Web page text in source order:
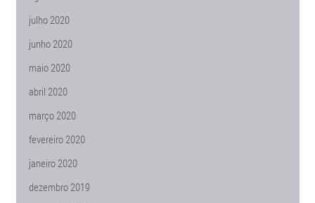
julho 2020
junho 2020
maio 2020
abril 2020
março 2020
fevereiro 2020
janeiro 2020
dezembro 2019